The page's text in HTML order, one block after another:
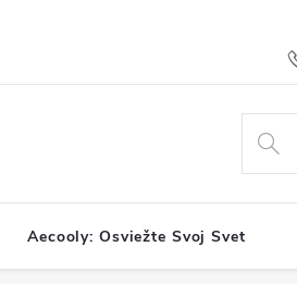
Aecooly: Osviežte Svoj Svet